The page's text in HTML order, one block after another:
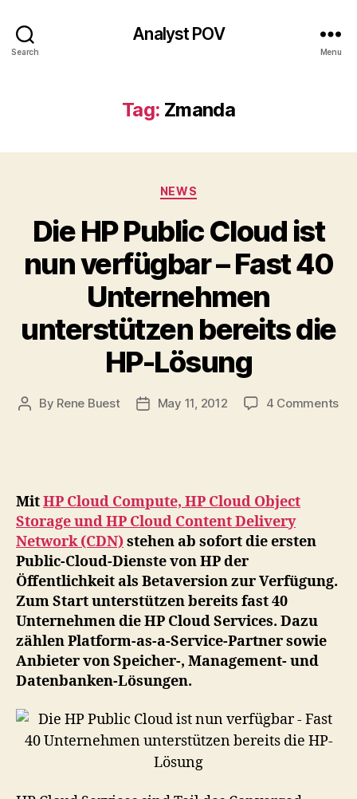
Search
Analyst POV
Menu
Tag: Zmanda
Categories
NEWS
Die HP Public Cloud ist
nun verfügbar – Fast 40
Unternehmen
unterstützen bereits die
HP-Lösung
Post
By Rene Buest
PostMay 11, 2012 4 Commentson
MitHP Cloud Compute, HP Cloud Object
Storage und HP Cloud Content Delivery
Network (CDN)stehen ab sofort die ersten
Public-Cloud-Dienste von HP der
Öffentlichkeit als Betaversion zur Verfügung.
Zum Start unterstützen bereits fast 40
Unternehmen die HP Cloud Services. Dazu
zählen Platform-as-a-Service-Partner sowie
Anbieter von Speicher-, Management- und
Datenbanken-Lösungen.